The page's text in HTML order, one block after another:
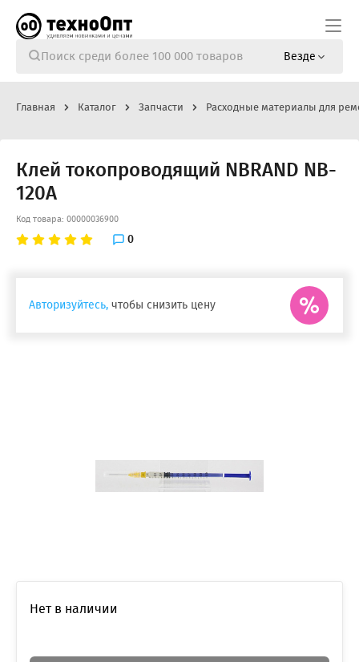
Везде
Главная Каталог Запчасти Расходные материалы для
Клей токопроводящий NBRAND NB-
120A
Код товара: 00000036900
0
Авторизуйтесь, чтобы снизить цену
Нет в наличии